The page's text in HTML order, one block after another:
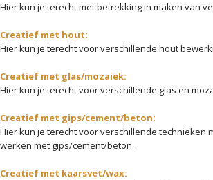
Hier kun je terecht met betrekking in maken van
Creatief met hout:
Hier kun je terecht voor verschillende hout
Creatief met glas/mozaiek:
Hier kun je terecht voor verschillende glas en
Creatief met gips/cement/beton:
Hier kun je terecht voor verschillende technieken
werken met gips/cement/beton.
Creatief met kaarsvet/wax: